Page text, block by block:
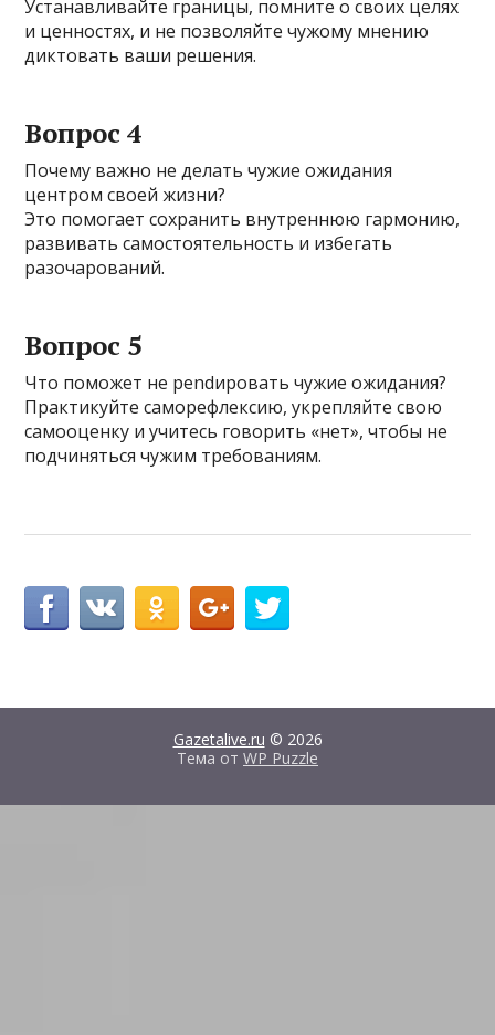
Устанавливайте границы, помните о своих целях
и ценностях, и не позволяйте чужому мнению
диктовать ваши решения.
Вопрос 4
Почему важно не делать чужие ожидания
центром своей жизни?
Это помогает сохранить внутреннюю гармонию,
развивать самостоятельность и избегать
разочарований.
Вопрос 5
Что поможет не pendировать чужие ожидания?
Практикуйте саморефлексию, укрепляйте свою
самооценку и учитесь говорить «нет», чтобы не
подчиняться чужим требованиям.
Gazetalive.ru © 2026
Тема от WP Puzzle